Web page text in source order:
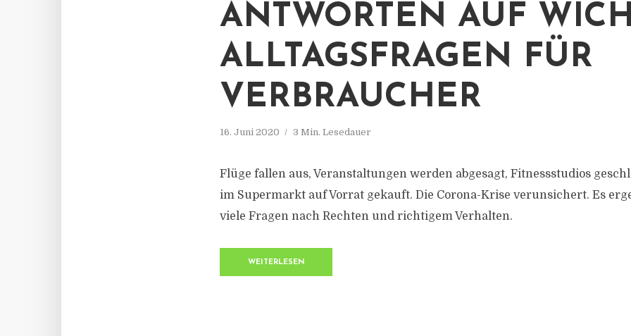
ANTWORTEN AUF
ALLTAGSFRAGEN FÜR
VERBRAUCHER
16. Juni 2020 3 Min. Lesedauer
Flüge fallen aus, Veranstaltungen werden abgesagt, Fitnessstudios
im Supermarkt auf Vorrat gekauft. Die Corona-Krise verunsichert. Es
viele Fragen nach Rechten und richtigem Verhalten.
WEITERLESEN